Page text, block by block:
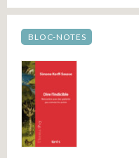
BLOC-NOTES